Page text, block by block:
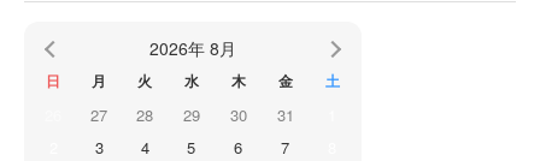
2026年 8月
日 月 火 水 木 金 土
27 28 29 30 31
3 4 5 6 7